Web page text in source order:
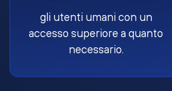
gli utenti umani con un
accesso superiore a quanto
necessario.